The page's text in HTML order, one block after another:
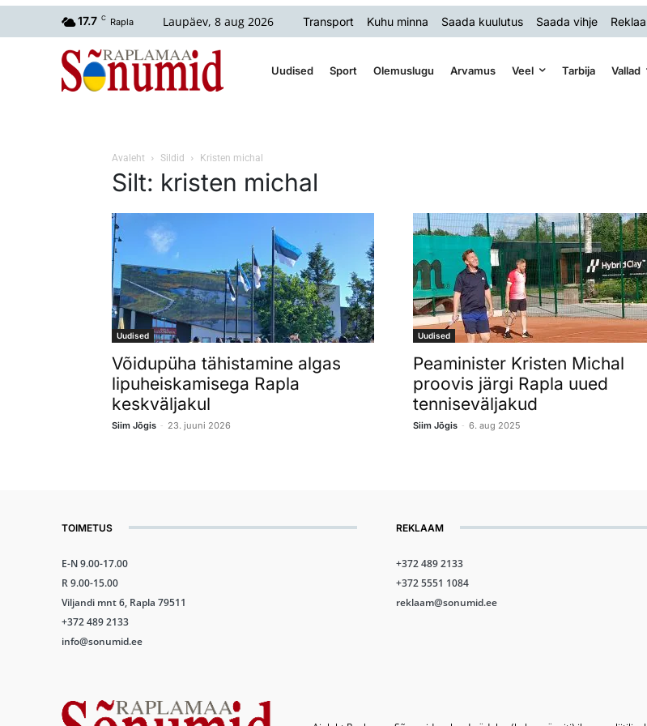
17.7 C Rapla Laupäev, 8 aug 2026 Transport Kuhu minna Saada kuulutus Saada vihje
Uudised Sport Olemuslugu Arvamus Veel Tarbija Vallad
Avaleht Sildid Kristen michal
Silt: kristen michal
Uudised
Võidupüha tähistamine algas
lipuheiskamisega Rapla
keskväljakul
Siim Jõgis - 23. juuni 2026
Uudised
Peaminister Kristen Michal
proovis järgi Rapla uued
tenniseväljakud
Siim Jõgis - 6. aug 2025
TOIMETUS
E-N 9.00-17.00
R 9.00-15.00
Viljandi mnt 6, Rapla 79511
+372 489 2133
info@sonumid.ee
REKLAAM
+372 489 2133
+372 5551 1084
reklaam@sonumid.ee